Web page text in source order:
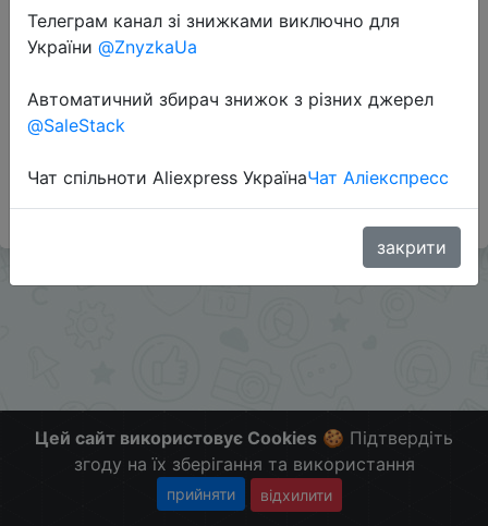
Больше скидок в телеграммt.me/ChinaGoodBuy
Цей сайт використовує Cookies 🍪 Підтвердіть
згоду на їх зберігання та використання
прийняти відхилити
Телеграм канал зі знижками виключно для
України @ZnyzkaUa
Автоматичний збирач знижок з різних джерел
@SaleStack
Чат спільноти Aliexpress УкраїнаЧат Аліекспресс
закрити